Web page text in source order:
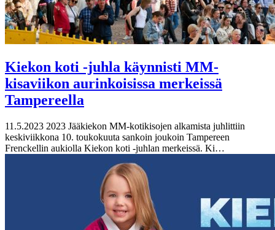
Kiekon koti -juhla käynnisti MM-
kisaviikon aurinkoisissa merkeissä
Tampereella
11.5.2023 2023 Jääkiekon MM-kotikisojen alkamista juhlittiin
keskiviikkona 10. toukokuuta sankoin joukoin Tampereen
Frenckellin aukiolla Kiekon koti -juhlan merkeissä. Ki…